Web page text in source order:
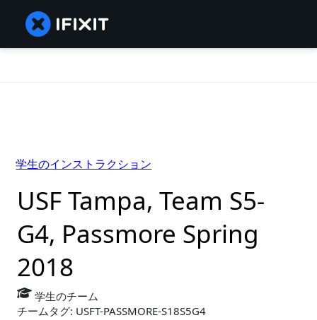
USF Tampa, Team S5-
G4, Passmore Spring
2018
学生のチーム
チームタグ: USFT-PASSMORE-S18S5G4
学生のインストラクション